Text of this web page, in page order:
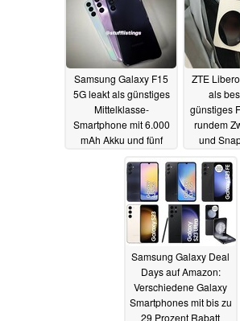
Samsung Galaxy F15
5G leakt als günstiges
Mittelklasse-
Smartphone mit 6.000
mAh Akku und fünf
19.02.2024
ZTE
als
günstiges
rundem
und
Samsung Galaxy Deal
Days auf Amazon:
Verschiedene Galaxy
Smartphones mit bis zu
29 Prozent Rabatt